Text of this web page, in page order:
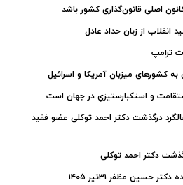
اصلی قانون‌گذاری کشور باشد
انقلاب از زبان حداد عادل
ترامپ
کشورهای میزبان آمریکا و اسرائیل
و استکبارستیزیِ در جهان است
درگذشت دکتر احمد توکلی عضو فقید
دکتر احمد توکلی
حسین مظفر ۳۱تیر ۱۴۰۵